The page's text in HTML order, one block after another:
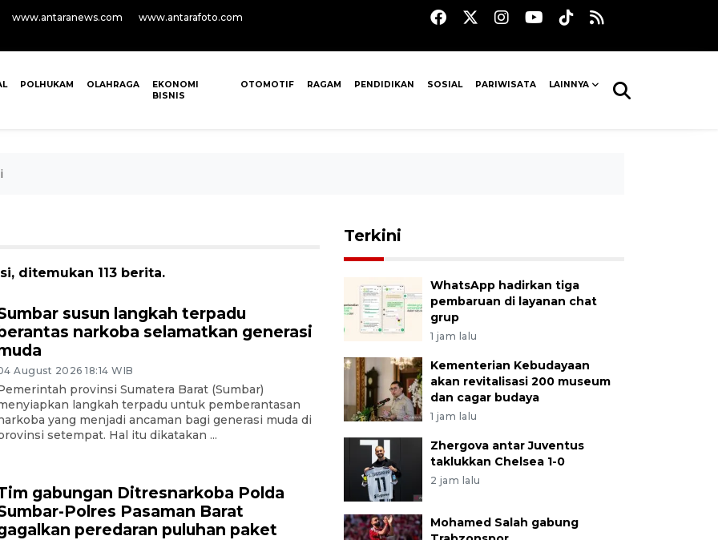
www.antaranews.com www.antarafoto.com
POLHUKAM OLAHRAGA
EKONOMI
BISNIS
OTOMOTIF RAGAM PENDIDIKAN SOSIAL PARIWISATA LAINNYA
ditemukan 113 berita.
susun langkah terpadu
narkoba selamatkan generasi
August 2026 18:14 WIB
provinsi Sumatera Barat (Sumbar)
langkah terpadu untuk pemberantasan
yang menjadi ancaman bagi generasi muda di
setempat. Hal itu dikatakan ...
gabungan Ditresnarkoba Polda
Polres Pasaman Barat
peredaran puluhan paket
Terkini
WhatsApp hadirkan tiga
pembaruan di layanan chat
grup
1 jam lalu
Kementerian Kebudayaan
akan revitalisasi 200 museum
dan cagar budaya
1 jam lalu
Zhergova antar Juventus
taklukkan Chelsea 1-0
2 jam lalu
Mohamed Salah gabung